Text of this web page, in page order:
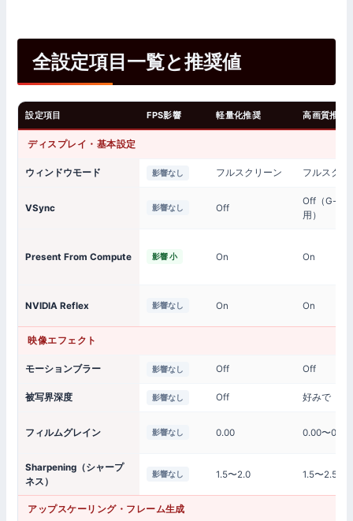
全設定項目一覧と推奨値
設定項目 FPS影響 軽量化推奨 高画質推奨
ディスプレイ・基本設定
ウィンドウモード 影響なし フルスクリーン フルスクリ
VSync 影響なし Off
Off（G-
用）
Present From Compute 影響 小 On On
NVIDIA Reflex 影響なし On On
映像エフェクト
モーションブラー 影響なし Off Off
被写界深度 影響なし Off 好みで
フィルムグレイン 影響なし 0.00 0.00〜0.5
Sharpening（シャープ
ネス）
影響なし 1.5〜2.0 1.5〜2.5
アップスケーリング・フレーム生成